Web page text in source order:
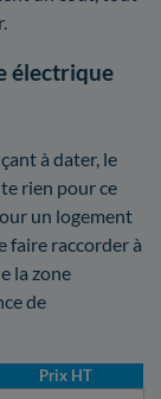
électrique
à dater, le
rien pour ce
un logement
faire raccorder à
la zone
de
Prix HT